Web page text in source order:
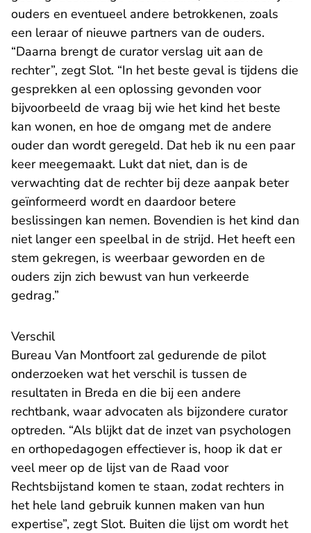
ouders en eventueel andere betrokkenen, zoals
een leraar of nieuwe partners van de ouders.
“Daarna brengt de curator verslag uit aan de
rechter”, zegt Slot. “In het beste geval is tijdens die
gesprekken al een oplossing gevonden voor
bijvoorbeeld de vraag bij wie het kind het beste
kan wonen, en hoe de omgang met de andere
ouder dan wordt geregeld. Dat heb ik nu een paar
keer meegemaakt. Lukt dat niet, dan is de
verwachting dat de rechter bij deze aanpak beter
geïnformeerd wordt en daardoor betere
beslissingen kan nemen. Bovendien is het kind dan
niet langer een speelbal in de strijd. Het heeft een
stem gekregen, is weerbaar geworden en de
ouders zijn zich bewust van hun verkeerde
gedrag.”
Verschil
Bureau Van Montfoort zal gedurende de pilot
onderzoeken wat het verschil is tussen de
resultaten in Breda en die bij een andere
rechtbank, waar advocaten als bijzondere curator
optreden. “Als blijkt dat de inzet van psychologen
en orthopedagogen effectiever is, hoop ik dat er
veel meer op de lijst van de Raad voor
Rechtsbijstand komen te staan, zodat rechters in
het hele land gebruik kunnen maken van hun
expertise”, zegt Slot. Buiten die lijst om wordt het